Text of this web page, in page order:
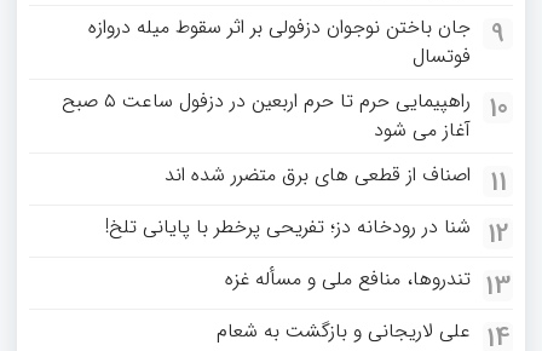
9
جان باختن نوجوان دزفولی بر اثر سقوط میله دروازه
فوتسال
10
راهپیمایی حرم تا حرم اربعین در دزفول ساعت ۵ صبح
آغاز می شود
11 اصناف از قطعی های برق متضرر شده اند
12 شنا در رودخانه دز؛ تفریحی پرخطر با پایانی تلخ!
13 تندروها، منافع ملی و مسأله غزه
14 علی لاریجانی و بازگشت به شعام